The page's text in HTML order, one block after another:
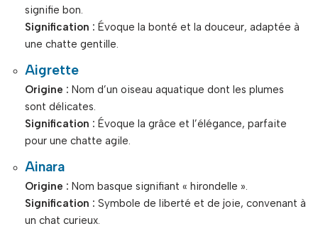
signifie bon.
Signification : Évoque la bonté et la douceur, adaptée à
une chatte gentille.
Aigrette
Origine : Nom d’un oiseau aquatique dont les plumes
sont délicates.
Signification : Évoque la grâce et l’élégance, parfaite
pour une chatte agile.
Ainara
Origine : Nom basque signifiant « hirondelle ».
Signification : Symbole de liberté et de joie, convenant à
un chat curieux.